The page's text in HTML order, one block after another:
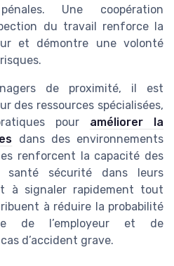
Une coopération
du travail renforce la
et démontre une volonté
de proximité, il est
des ressources spécialisées,
pour améliorer la
dans des environnements
renforcent la capacité des
sécurité dans leurs
à signaler rapidement tout
à réduire la probabilité
de l’employeur et de
d’accident grave.